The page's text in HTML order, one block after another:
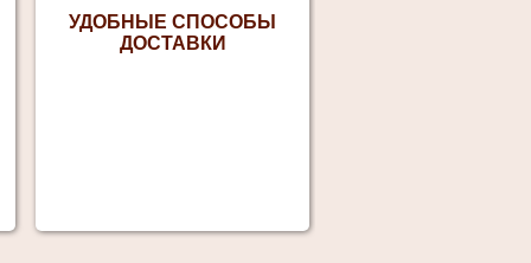
УДОБНЫЕ СПОСОБЫ
ДОСТАВКИ